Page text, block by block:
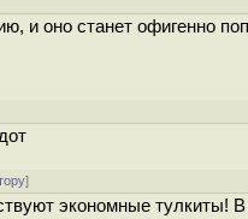
и оно станет офигенно
]
экономные тулкиты!